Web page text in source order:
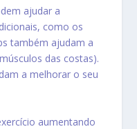
ajudar a
como os
também ajudam a
das costas).
a melhorar o seu
aumentando